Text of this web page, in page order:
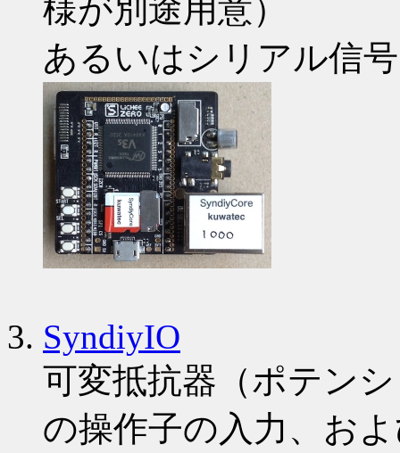
様が別途用意）
あるいはシリアル信
SyndiyIO
可変抵抗器（ポテン
の操作子の入力、お